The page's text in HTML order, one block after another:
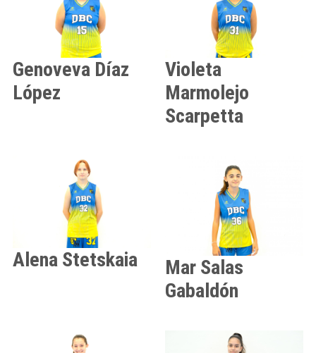
Genoveva Díaz
López
Violeta
Marmolejo
Scarpetta
Alena Stetskaia Mar Salas
Gabaldón